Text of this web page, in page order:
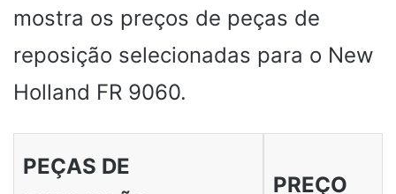
mostra os preços de peças de
reposição selecionadas para o New
Holland FR 9060.
PEÇAS DE
PREÇO